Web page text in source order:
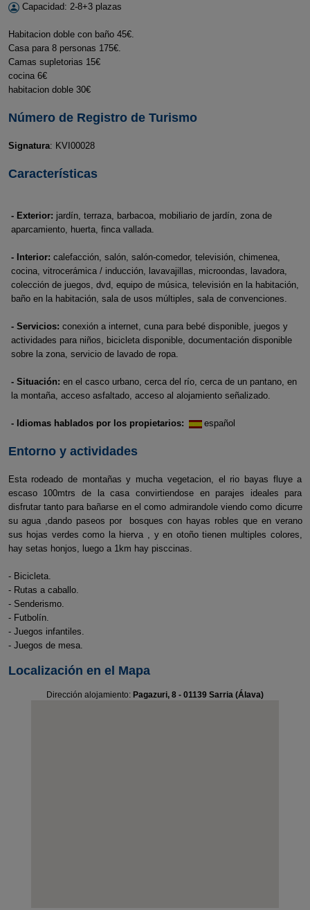
Capacidad: 2-8+3 plazas
Habitacion doble con baño 45€.
Casa para 8 personas 175€.
Camas supletorias 15€
cocina 6€
habitacion doble 30€
Número de Registro de Turismo
Signatura: KVI00028
Características
- Exterior: jardín, terraza, barbacoa, mobiliario de jardín, zona de
aparcamiento, huerta, finca vallada.
- Interior: calefacción, salón, salón-comedor, televisión, chimenea,
cocina, vitrocerámica / inducción, lavavajillas, microondas, lavadora,
colección de juegos, dvd, equipo de música, televisión en la habitación,
baño en la habitación, sala de usos múltiples, sala de convenciones.
- Servicios: conexión a internet, cuna para bebé disponible, juegos y
actividades para niños, bicicleta disponible, documentación disponible
sobre la zona, servicio de lavado de ropa.
- Situación: en el casco urbano, cerca del río, cerca de un pantano, en
la montaña, acceso asfaltado, acceso al alojamiento señalizado.
- Idiomas hablados por los propietarios: español
Entorno y actividades
Esta rodeado de montañas y mucha vegetacion, el rio bayas fluye a
escaso 100mtrs de la casa convirtiendose en parajes ideales para
disfrutar tanto para bañarse en el como admirandole viendo como dicurre
su agua ,dando paseos por bosques con hayas robles que en verano
sus hojas verdes como la hierva , y en otoño tienen multiples colores,
hay setas honjos, luego a 1km hay pisccinas.
- Bicicleta.
- Rutas a caballo.
- Senderismo.
- Futbolín.
- Juegos infantiles.
- Juegos de mesa.
Localización en el Mapa
Dirección alojamiento: Pagazuri, 8 - 01139 Sarria (Álava)